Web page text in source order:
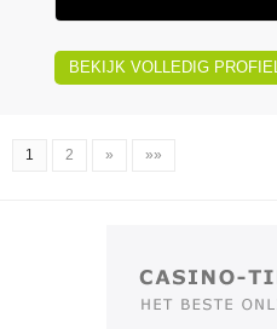
BEKIJK VOLLEDIG
1 2 » »»